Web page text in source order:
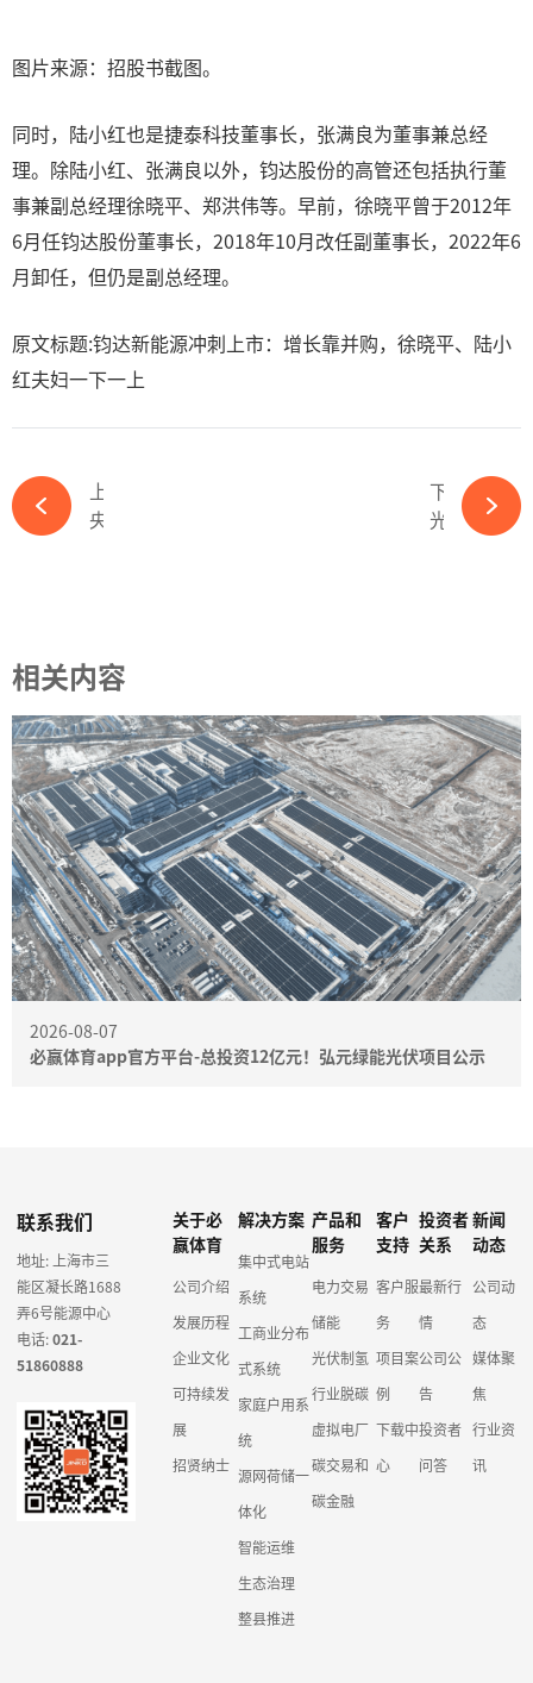
图片来源：招股书截图。
同时，陆小红也是捷泰科技董事长，张满良为董事兼总经
理。除陆小红、张满良以外，钧达股份的高管还包括执行董
事兼副总经理徐晓平、郑洪伟等。早前，徐晓平曾于2012年
6月任钧达股份董事长，2018年10月改任副董事长，2022年6
月卸任，但仍是副总经理。
原文标题:钧达新能源冲刺上市：增长靠并购，徐晓平、陆小
红夫妇一下一上
下一篇
光伏玻璃龙头凯盛新能换马甲后，能否换来好运？-必赢体育app官方平台
相关内容
2026-08-07
必赢体育app官方平台-总投资12亿元！弘元绿能光伏项目公示
联系我们
地址: 上海市三
能区凝长路1688
弄6号能源中心
电话:021-
51860888
关于必
赢体育
公司介绍
发展历程
企业文化
可持续发
展
招贤纳士
解决方案
集中式电站
系统
工商业分布
式系统
家庭户用系
统
源网荷储一
体化
智能运维
生态治理
整县推进
产品和
服务
电力交易
储能
光伏制氢
行业脱碳
虚拟电厂
碳交易和
碳金融
客户
支持
客户服
务
项目案
例
下载中
心
投资者
关系
最新行
情
公司公
告
投资者
问答
新闻
动态
公司动
态
媒体聚
焦
行业资
讯